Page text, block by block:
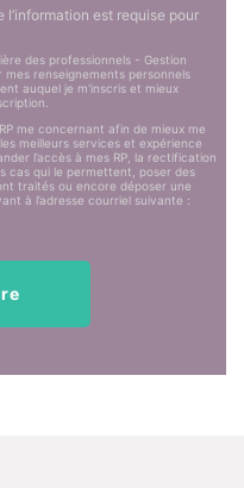
l’information est requise pour
des professionnels - Gestion
renseignements personnels
auquel je m'inscris et mieux
me concernant afin de mieux me
meilleurs services et expérience
l’accès à mes RP, la rectification
cas qui le permettent, poser des
traités ou encore déposer une
à l’adresse courriel suivante :